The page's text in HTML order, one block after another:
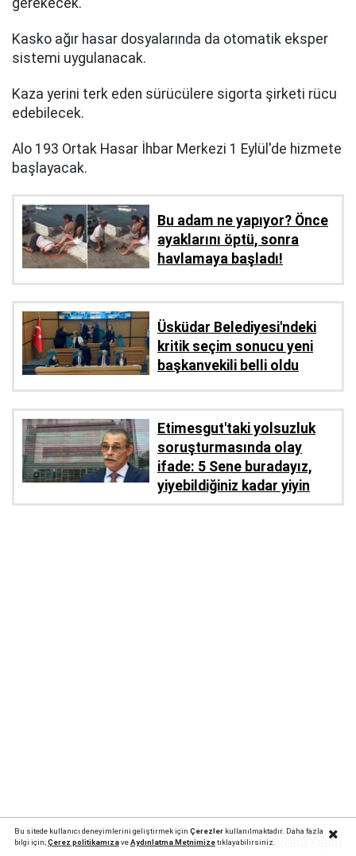
gerekecek.
Kasko ağır hasar dosyalarında da otomatik eksper
sistemi uygulanacak.
Kaza yerini terk eden sürücülere sigorta şirketi rücu
edebilecek.
Alo 193 Ortak Hasar İhbar Merkezi 1 Eylül'de hizmete
başlayacak.
Bu adam ne yapıyor? Önce
ayaklarını öptü, sonra
havlamaya başladı!
Üsküdar Belediyesi'ndeki
kritik seçim sonucu yeni
başkanvekili belli oldu
Etimesgut'taki yolsuzluk
soruşturmasında olay
ifade: 5 Sene buradayız,
yiyebildiğiniz kadar yiyin
Bu sitede kullanıcı deneyimlerini geliştirmek için Çerezlerkullanılmaktadır. Daha fazla
bilgi için;Çerez politikamızaveAydınlatma Metnimizetıklayabilirsiniz.Reklamı Kapat